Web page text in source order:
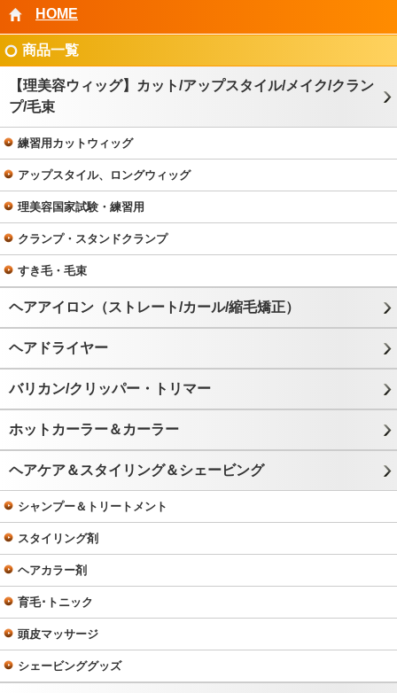
HOME
商品一覧
【理美容ウィッグ】カット/アップスタイル/メイク/クラン
プ/毛束
練習用カットウィッグ
アップスタイル、ロングウィッグ
理美容国家試験・練習用
クランプ・スタンドクランプ
すき毛・毛束
ヘアアイロン（ストレート/カール/縮毛矯正）
ヘアドライヤー
バリカン/クリッパー・トリマー
ホットカーラー＆カーラー
ヘアケア＆スタイリング＆シェービング
シャンプー＆トリートメント
スタイリング剤
ヘアカラー剤
育毛･トニック
頭皮マッサージ
シェービンググッズ